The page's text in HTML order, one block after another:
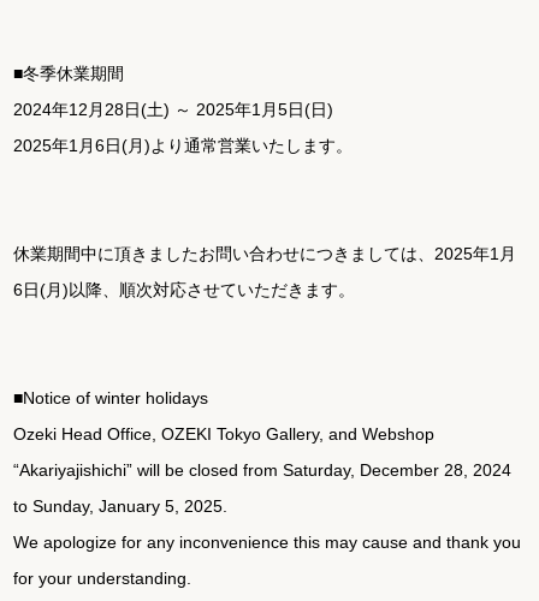
■冬季休業期間
2024年12月28日(土) ～ 2025年1月5日(日)
2025年1月6日(月)より通常営業いたします。
休業期間中に頂きましたお問い合わせにつきましては、2025年1月
6日(月)以降、順次対応させていただきます。
■Notice of winter holidays
Ozeki Head Office, OZEKI Tokyo Gallery, and Webshop
“Akariyajishichi” will be closed from Saturday, December 28, 2024
to Sunday, January 5, 2025.
We apologize for any inconvenience this may cause and thank you
for your understanding.